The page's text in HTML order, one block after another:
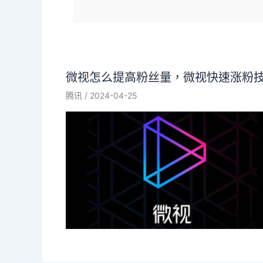
微视怎么提高粉丝量，微视快速涨粉
腾讯 / 2024-04-25